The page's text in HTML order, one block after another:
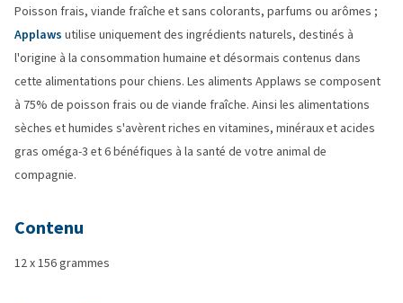
Poisson frais, viande fraîche et sans colorants, parfums ou arômes ;
Applaws utilise uniquement des ingrédients naturels, destinés à
l'origine à la consommation humaine et désormais contenus dans
cette alimentations pour chiens. Les aliments Applaws se composent
à 75% de poisson frais ou de viande fraîche. Ainsi les alimentations
sèches et humides s'avèrent riches en vitamines, minéraux et acides
gras oméga-3 et 6 bénéfiques à la santé de votre animal de
compagnie.
Contenu
12 x 156 grammes